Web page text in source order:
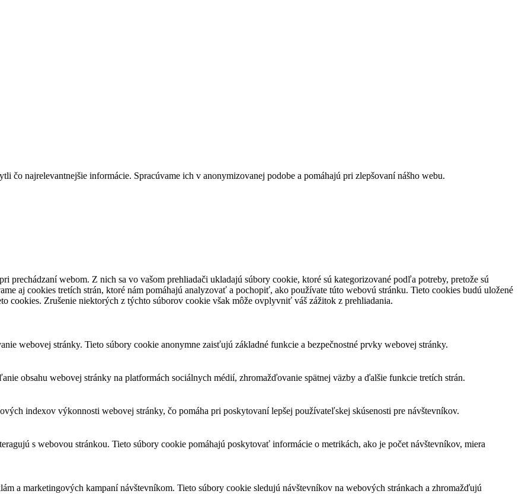
čo najrelevantnejšie informácie. Spracúvame ich v anonymizovanej podobe a pomáhajú pri zlepšovaní nášho webu.
prechádzaní webom. Z nich sa vo vašom prehliadači ukladajú súbory cookie, ktoré sú kategorizované podľa potreby, pretože sú
aj cookies tretích strán, ktoré nám pomáhajú analyzovať a pochopiť, ako používate túto webovú stránku. Tieto cookies budú uložené
cookies. Zrušenie niektorých z týchto súborov cookie však môže ovplyvniť váš zážitok z prehliadania.
webovej stránky. Tieto súbory cookie anonymne zaisťujú základné funkcie a bezpečnostné prvky webovej stránky.
obsahu webovej stránky na platformách sociálnych médií, zhromažďovanie spätnej väzby a ďalšie funkcie tretích strán.
indexov výkonnosti webovej stránky, čo pomáha pri poskytovaní lepšej používateľskej skúsenosti pre návštevníkov.
s webovou stránkou. Tieto súbory cookie pomáhajú poskytovať informácie o metrikách, ako je počet návštevníkov, miera
a marketingových kampaní návštevníkom. Tieto súbory cookie sledujú návštevníkov na webových stránkach a zhromažďujú